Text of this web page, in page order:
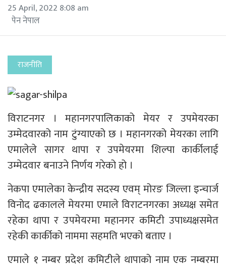
25 April, 2022 8:08 am
पेन नेपाल
राजनीति
विराटनगर । महानगरपालिकाको मेयर र उपमेयरका
उम्मेदवारको नाम टुंग्याएको छ । महानगरको मेयरका लागि
एमालेले सागर थापा र उपमेयरमा शिल्पा कार्कीलाई
उम्मेदवार बनाउने निर्णय गरेको हो ।
नेकपा एमालेका केन्द्रीय सदस्य एवम् मोरङ जिल्ला इन्चार्ज
विनोद ढकालले मेयरमा एमाले विराटनगरका अध्यक्ष समेत
रहेका थापा र उपमेयरमा महानगर कमिटी उपाध्यक्षसमेत
रहेकी कार्कीको नाममा सहमति भएको बताए ।
एमाले १ नम्बर प्रदेश कमिटीले थापाको नाम एक नम्बरमा